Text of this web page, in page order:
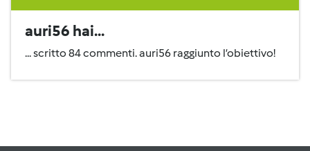
auri56 hai...
... scritto 84 commenti. auri56 raggiunto l’obiettivo!